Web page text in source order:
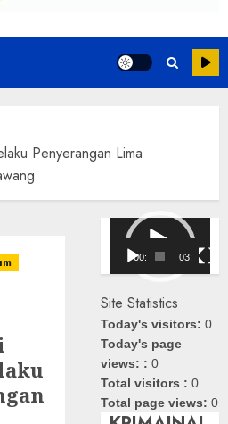
Penyerangan Lima
Pemutar
Video
00:00 03:08
Site Statistics
Today's visitors:0
Today's page
views: :0
Total visitors :0
Total page views:0